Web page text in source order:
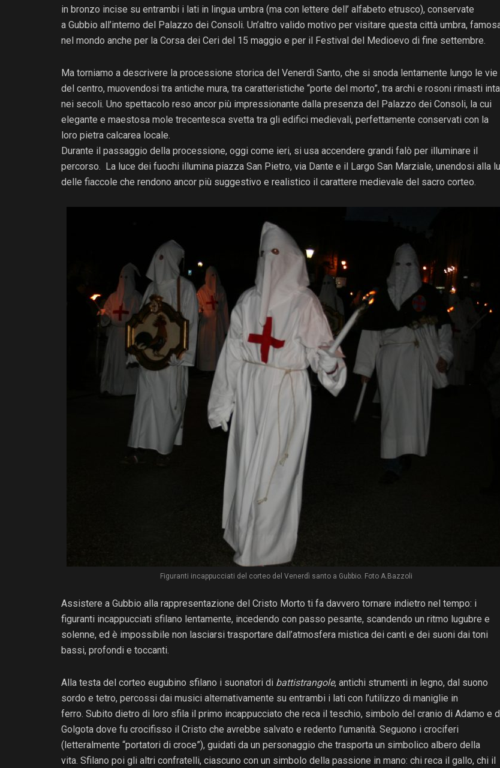
in bronzo incise su entrambi i lati in lingua umbra (ma con lettere dell’ alfabeto etrusco), conservate
a Gubbio all’interno del Palazzo dei Consoli. Un’altro valido motivo per visitare questa città umbra,
nel mondo anche per la Corsa dei Ceri del 15 maggio e per il Festival del Medioevo di fine settembre.
Ma torniamo a descrivere la processione storica del Venerdì Santo, che si snoda lentamente lungo le vie
del centro, muovendosi tra antiche mura, tra caratteristiche “porte del morto”, tra archi e rosoni rimasti
nei secoli. Uno spettacolo reso ancor più impressionante dalla presenza del Palazzo dei Consoli, la cui
elegante e maestosa mole trecentesca svetta tra gli edifici medievali, perfettamente conservati con la
loro pietra calcarea locale.
Durante il passaggio della processione, oggi come ieri, si usa accendere grandi falò per illuminare il
percorso. La luce dei fuochi illumina piazza San Pietro, via Dante e il Largo San Marziale, unendosi alla
delle fiaccole che rendono ancor più suggestivo e realistico il carattere medievale del sacro corteo.
Figuranti incappucciati del corteo del Venerdì santo a Gubbio. Foto A.Bazzoli
Assistere a Gubbio alla rappresentazione del Cristo Morto ti fa davvero tornare indietro nel tempo: i
figuranti incappucciati sfilano lentamente, incedendo con passo pesante, scandendo un ritmo lugubre e
solenne, ed è impossibile non lasciarsi trasportare dall’atmosfera mistica dei canti e dei suoni dai toni
bassi, profondi e toccanti.
Alla testa del corteo eugubino sfilano i suonatori di battistrangole, antichi strumenti in legno, dal suono
sordo e tetro, percossi dai musici alternativamente su entrambi i lati con l’utilizzo di maniglie in
ferro. Subito dietro di loro sfila il primo incappucciato che reca il teschio, simbolo del cranio di Adamo e
Golgota dove fu crocifisso il Cristo che avrebbe salvato e redento l’umanità. Seguono i crociferi
(letteralmente “portatori di croce”), guidati da un personaggio che trasporta un simbolico albero della
vita. Sfilano poi gli altri confratelli, ciascuno con un simbolo della passione in mano: chi reca il gallo, chi il